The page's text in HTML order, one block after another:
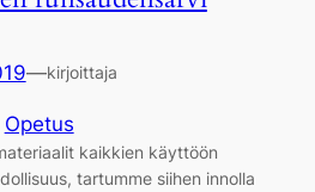
—kirjoittaja
Opetus
kaikkien käyttöön
tartumme siihen innolla